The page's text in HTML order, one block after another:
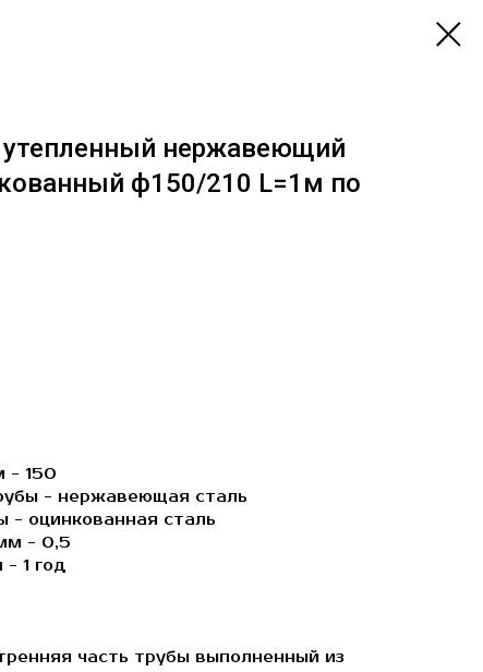
нержавеющий
ф150/210 L=1м по
- 150
- нержавеющая сталь
- оцинкованная сталь
- 0,5
- 1 год
часть трубы выполненный из